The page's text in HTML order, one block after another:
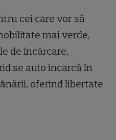
cei care vor să
mai verde,
de încărcare,
se auto încarcă în
oferind libertate